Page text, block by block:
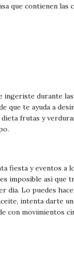
que contienen
durante
que te ayuda a
frutas y
fiesta y eventos a
imposible así que
día. Lo puedes
intenta darte
con movimientos